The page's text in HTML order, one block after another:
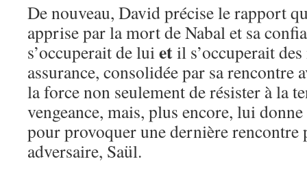
De nouveau, David précise le rapport
apprise par la mort de Nabal et sa
s’occuperait de luietil s’occuperait
assurance, consolidée par sa rencontre
la force non seulement de résister à la
vengeance, mais, plus encore, lui donne
pour provoquer une dernière rencontre
adversaire, Saül.